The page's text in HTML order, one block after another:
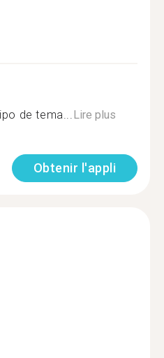
de tema...Lire plus
Obtenir l'appli